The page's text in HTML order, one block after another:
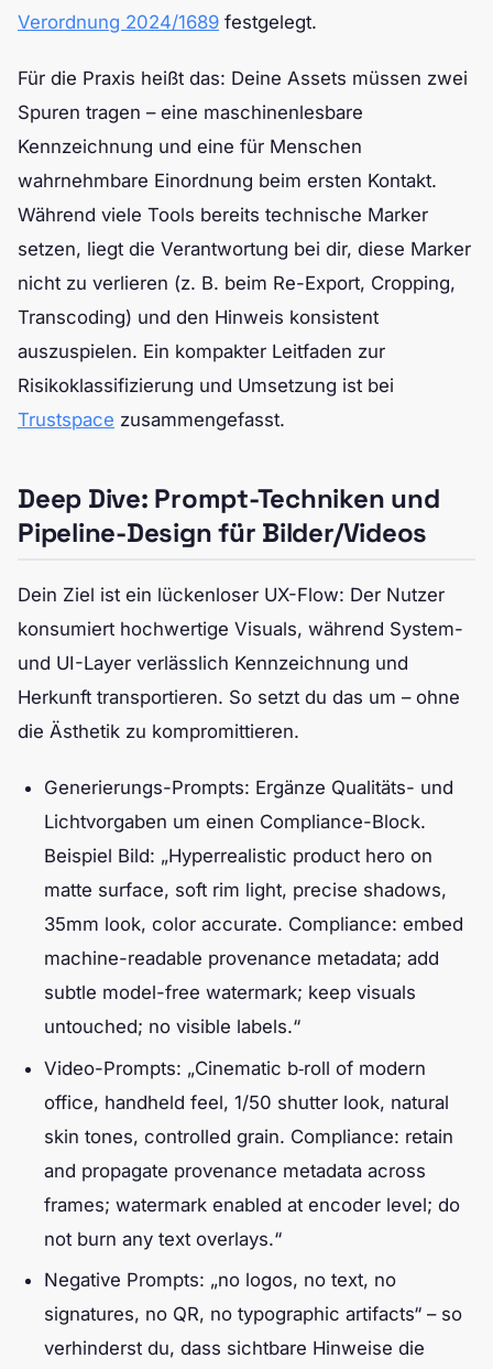
Verordnung 2024/1689 festgelegt.
Für die Praxis heißt das: Deine Assets müssen zwei
Spuren tragen – eine maschinenlesbare
Kennzeichnung und eine für Menschen
wahrnehmbare Einordnung beim ersten Kontakt.
Während viele Tools bereits technische Marker
setzen, liegt die Verantwortung bei dir, diese Marker
nicht zu verlieren (z. B. beim Re-Export, Cropping,
Transcoding) und den Hinweis konsistent
auszuspielen. Ein kompakter Leitfaden zur
Risikoklassifizierung und Umsetzung ist bei
Trustspace zusammengefasst.
Deep Dive: Prompt-Techniken und
Pipeline-Design für Bilder/Videos
Dein Ziel ist ein lückenloser UX-Flow: Der Nutzer
konsumiert hochwertige Visuals, während System-
und UI-Layer verlässlich Kennzeichnung und
Herkunft transportieren. So setzt du das um – ohne
die Ästhetik zu kompromittieren.
Generierungs-Prompts: Ergänze Qualitäts- und
Lichtvorgaben um einen Compliance-Block.
Beispiel Bild: „Hyperrealistic product hero on
matte surface, soft rim light, precise shadows,
35mm look, color accurate. Compliance: embed
machine-readable provenance metadata; add
subtle model-free watermark; keep visuals
untouched; no visible labels.“
Video-Prompts: „Cinematic b‑roll of modern
office, handheld feel, 1/50 shutter look, natural
skin tones, controlled grain. Compliance: retain
and propagate provenance metadata across
frames; watermark enabled at encoder level; do
not burn any text overlays.“
Negative Prompts: „no logos, no text, no
signatures, no QR, no typographic artifacts“ – so
verhinderst du, dass sichtbare Hinweise die